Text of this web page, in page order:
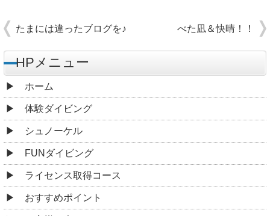
たまには違ったブログを♪ べた凪＆快晴！！
HPメニュー
ホーム
体験ダイビング
シュノーケル
FUNダイビング
ライセンス取得コース
おすすめポイント